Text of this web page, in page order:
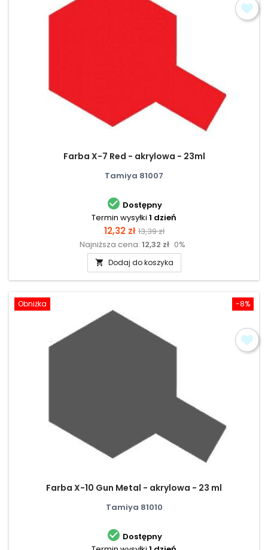
Farba X-7 Red - akrylowa - 23ml
Tamiya 81007
 Dostępny
Termin wysyłki 1 dzień
Cena
12,32 zł Cena
podstawowa
13,39 zł
Najniższa cena: 12,32 zł 0%
 Dodaj do koszyka
-8%
Obniżka
Farba X-10 Gun Metal - akrylowa - 23 ml
Tamiya 81010
 Dostępny